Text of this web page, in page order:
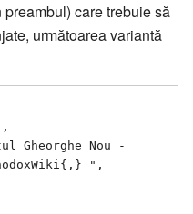
preambul) care trebuie să
următoarea variantă
",